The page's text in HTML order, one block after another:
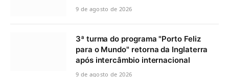
9 de agosto de 2026
3ª turma do programa "Porto Feliz
para o Mundo" retorna da Inglaterra
após intercâmbio internacional
9 de agosto de 2026